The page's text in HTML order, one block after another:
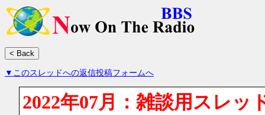
▼このスレッドへの返信投稿フォームへ
2022年07月：雑談用スレッ